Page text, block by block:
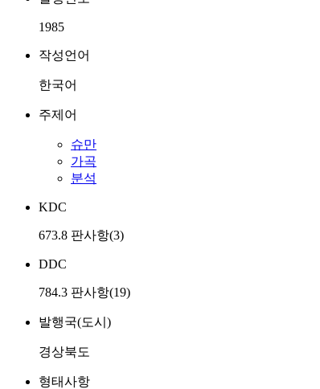
1985
작성언어
한국어
주제어
슈만
가곡
분석
KDC
673.8 판사항(3)
DDC
784.3 판사항(19)
발행국(도시)
경상북도
형태사항